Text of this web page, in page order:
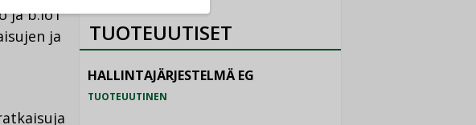
ja b.IoT
ja
TUOTEUUTISET
HALLINTAJÄRJESTELMÄ EG
TUOTEUUTINEN